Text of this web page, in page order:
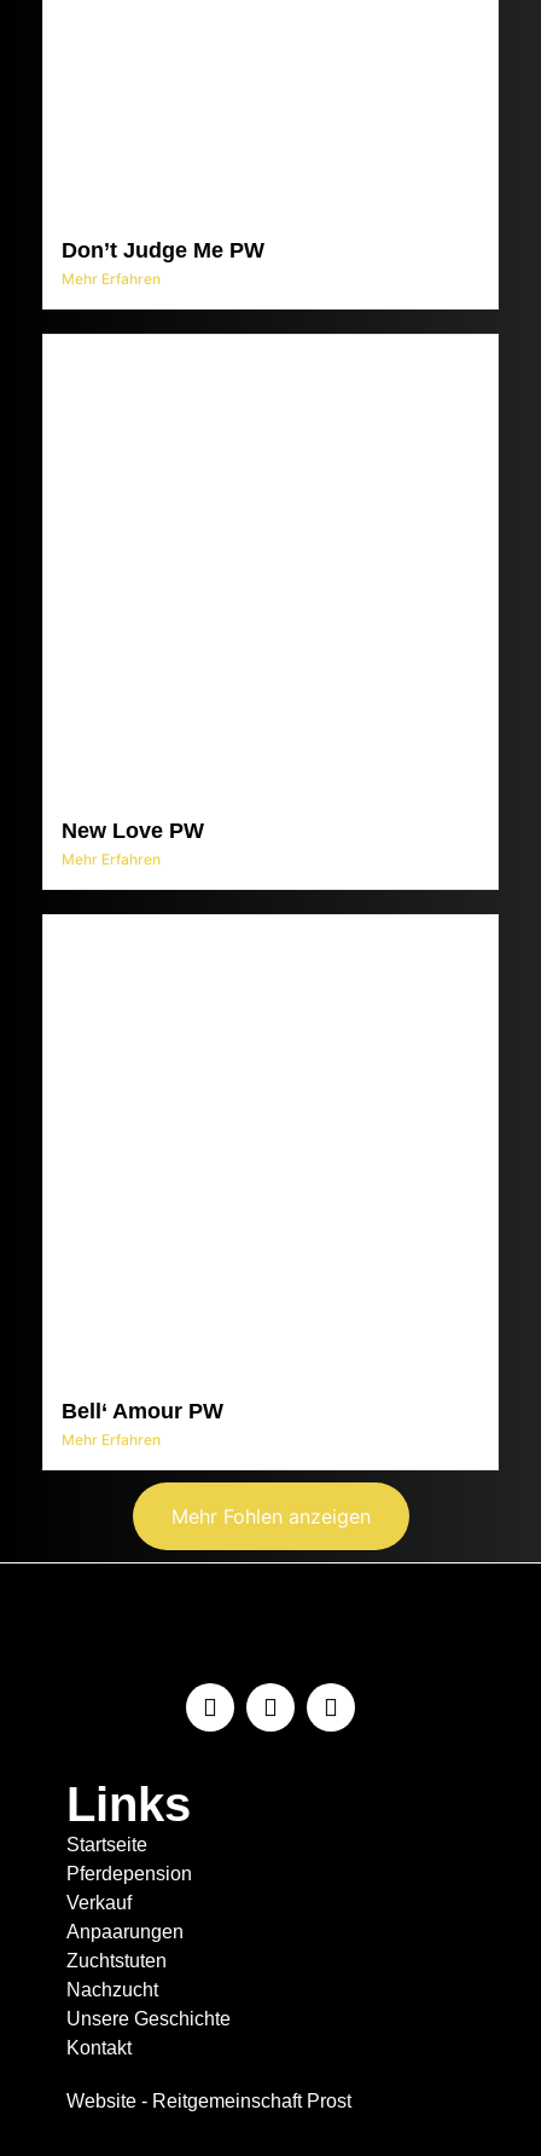
Don’t Judge Me PW
Mehr Erfahren
New Love PW
Mehr Erfahren
Bell‘ Amour PW
Mehr Erfahren
Mehr Fohlen anzeigen
Links
Startseite
Pferdepension
Verkauf
Anpaarungen
Zuchtstuten
Nachzucht
Unsere Geschichte
Kontakt
Website - Reitgemeinschaft Prost